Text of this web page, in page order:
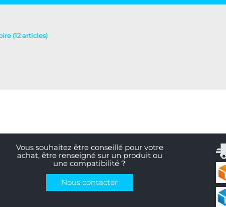
(12 articles)
Vous souhaitez être conseillé pour votre
achat, être renseigné sur un produit ou
une compatibilité ?
Nous contacter